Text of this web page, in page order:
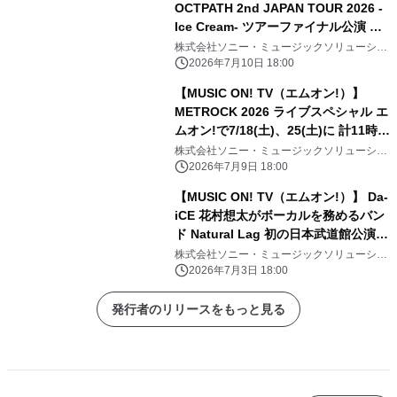
OCTPATH 2nd JAPAN TOUR 2026 -
Ice Cream- ツアーファイナル公演 エ
ムオン!で7/19(日)夜6時30分～独占生
中継！ 直筆サイン入りTシャツ プレゼ
株式会社ソニー・ミュージックソリューショ
ンズ2026年7月10日 18:00
【MUSIC ON! TV（エムオン!）】
METROCK 2026 ライブスペシャル エ
ムオン!で7/18(土)、25(土)に 計11時間
にわたってテレビ独占放送！
株式会社ソニー・ミュージックソリューショ
ンズ2026年7月9日 18:00
【MUSIC ON! TV（エムオン!）】 Da-
iCE 花村想太がボーカルを務めるバン
ド Natural Lag 初の日本武道館公演へ
向けた想いに迫る！ 過去最大級ライブ
ツアー初日舞台裏にも密着！ エムオ
ン!で7/14(火)夜10時～オンエア！
株式会社ソニー・ミュージックソリューショ
ンズ2026年7月3日 18:00
発行者のリリースをもっと見る